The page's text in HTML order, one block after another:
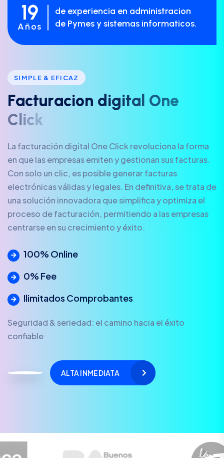
19
Años
de experiencia en administracion
de Pymes y sistemas informaticos.
SIMPLE & EFICAZ
Facturacion d igita One
C ick
La facturación digital One Click revoluciona la forma
en que las empresas emiten y gestionan sus facturas.
Con solo un clic, es posible generar facturas
electrónicas válidas y legales. En definitiva, se trata de
una solución innovadora que simplifica y optimiza el
proceso de facturación, permitiendo a las empresas
centrarse en su crecimiento y éxito.
100% Online
0% Fee
Ilimitados Comprobantes
Seguridad & seriedad: el camino hacia el éxito
confiable
ALTA INMEDIATA